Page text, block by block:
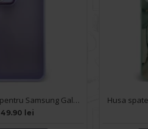
Husa spate pentru Samsung Galaxy A34 5G- Catwalk Case Mov
49.90 lei